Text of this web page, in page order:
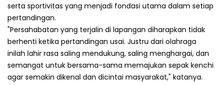
serta sportivitas yang menjadi fondasi utama dalam setiap
pertandingan.
"Persahabatan yang terjalin di lapangan diharapkan tidak
berhenti ketika pertandingan usai. Justru dari olahraga
inilah lahir rasa saling mendukung, saling menghargai, dan
semangat untuk bersama-sama memajukan sepak kenchi
agar semakin dikenal dan dicintai masyarakat," katanya.